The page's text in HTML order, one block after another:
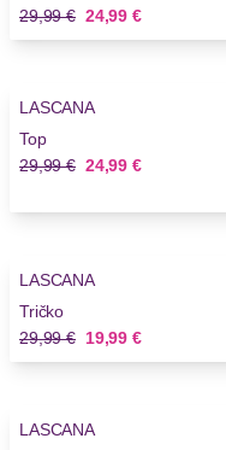
Stará cena
29,99 € Nová cena
24,99 €
LASCANA
Top
Stará cena
29,99 € Nová cena
24,99 €
LASCANA
Tričko
Stará cena
29,99 € Nová cena
19,99 €
Novinky
LASCANA